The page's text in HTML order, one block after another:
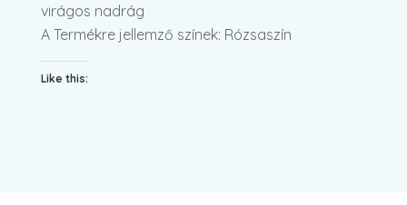
virágos nadrág
A Termékre jellemző színek: Rózsaszín
Like this: